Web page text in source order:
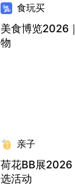
食玩买
美食博览2026
物
亲子
荷花BB展2026
选活动